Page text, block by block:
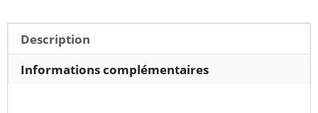
cuisines
professionnelles
Description
Informations complémentaires